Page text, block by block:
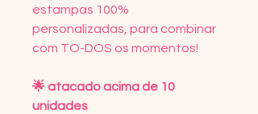
estampas 100%
personalizadas, para combinar
com TO-DOS os momentos!⠀
🌟 atacado acima de 10
unidades